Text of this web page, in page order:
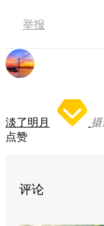
举报
淡了明月 摄
点赞
评论